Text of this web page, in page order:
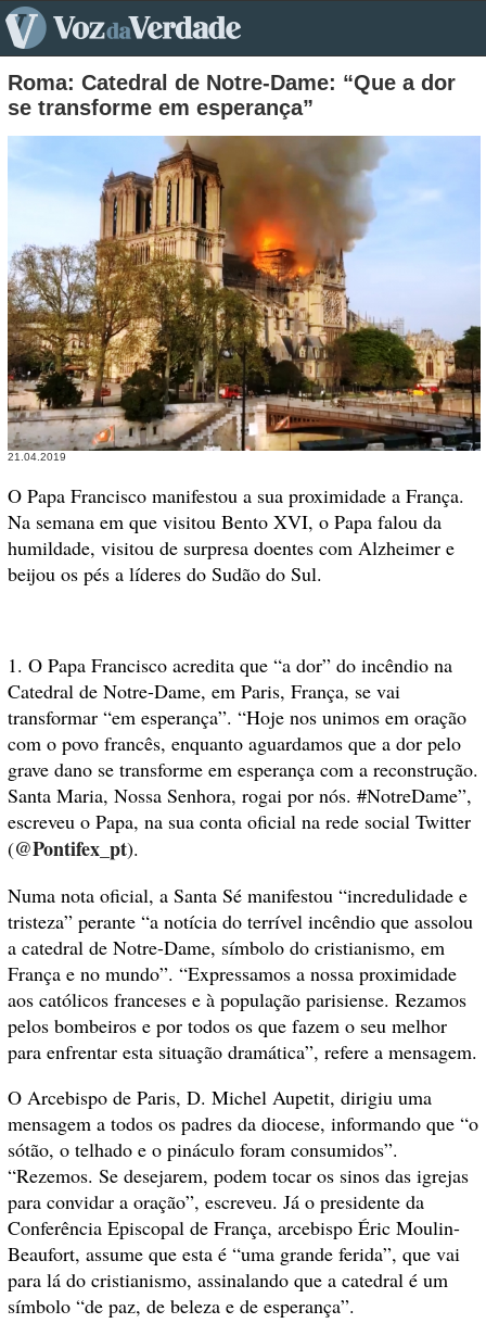
Roma: Catedral de Notre-Dame: “Que a dor
se transforme em esperança”
21.04.2019
O Papa Francisco manifestou a sua proximidade a França.
Na semana em que visitou Bento XVI, o Papa falou da
humildade, visitou de surpresa doentes com Alzheimer e
beijou os pés a líderes do Sudão do Sul.
1. O Papa Francisco acredita que “a dor” do incêndio na
Catedral de Notre-Dame, em Paris, França, se vai
transformar “em esperança”. “Hoje nos unimos em oração
com o povo francês, enquanto aguardamos que a dor pelo
grave dano se transforme em esperança com a reconstrução.
Santa Maria, Nossa Senhora, rogai por nós. #NotreDame”,
escreveu o Papa, na sua conta oficial na rede social Twitter
(@Pontifex_pt).
Numa nota oficial, a Santa Sé manifestou “incredulidade e
tristeza” perante “a notícia do terrível incêndio que assolou
a catedral de Notre-Dame, símbolo do cristianismo, em
França e no mundo”. “Expressamos a nossa proximidade
aos católicos franceses e à população parisiense. Rezamos
pelos bombeiros e por todos os que fazem o seu melhor
para enfrentar esta situação dramática”, refere a mensagem.
O Arcebispo de Paris, D. Michel Aupetit, dirigiu uma
mensagem a todos os padres da diocese, informando que “o
sótão, o telhado e o pináculo foram consumidos”.
“Rezemos. Se desejarem, podem tocar os sinos das igrejas
para convidar a oração”, escreveu. Já o presidente da
Conferência Episcopal de França, arcebispo Éric Moulin-
Beaufort, assume que esta é “uma grande ferida”, que vai
para lá do cristianismo, assinalando que a catedral é um
símbolo “de paz, de beleza e de esperança”.